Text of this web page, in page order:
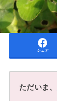
シェア
ただいま、